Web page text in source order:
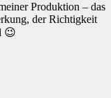
Produktion – das
der Richtigkeit
😉